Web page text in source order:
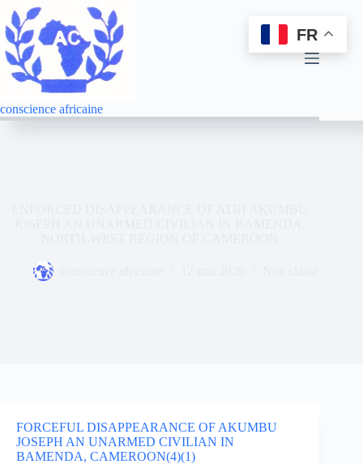
conscience africaine
FORCEFUL DISAPPEARANCE OF AKUMBU
JOSEPH AN UNARMED CIVILIAN IN
BAMENDA, CAMEROON(4)(1)
FR